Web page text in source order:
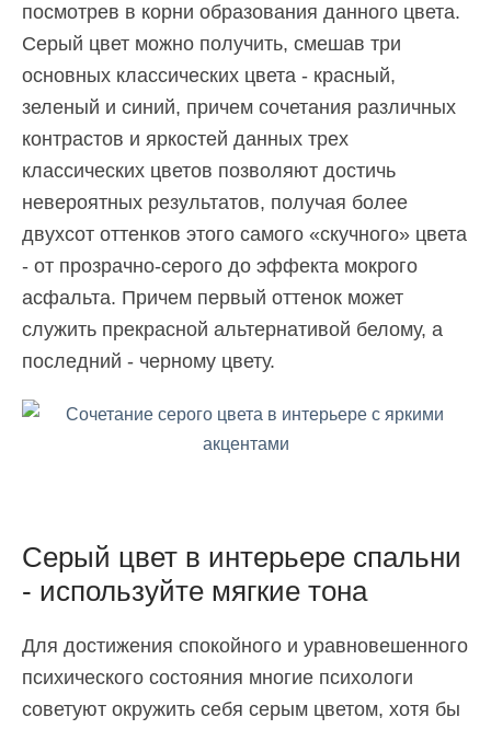
посмотрев в корни образования данного цвета.
Серый цвет можно получить, смешав три
основных классических цвета - красный,
зеленый и синий, причем сочетания различных
контрастов и яркостей данных трех
классических цветов позволяют достичь
невероятных результатов, получая более
двухсот оттенков этого самого «скучного» цвета
- от прозрачно-серого до эффекта мокрого
асфальта. Причем первый оттенок может
служить прекрасной альтернативой белому, а
последний - черному цвету.
Серый цвет в интерьере спальни
- используйте мягкие тона
Для достижения спокойного и уравновешенного
психического состояния многие психологи
советуют окружить себя серым цветом, хотя бы